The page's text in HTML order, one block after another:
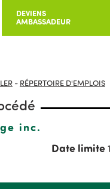
DEVIENS
AMBASSADEUR
- RÉPERTOIRE D'EMPLOIS
inc.
Date limite